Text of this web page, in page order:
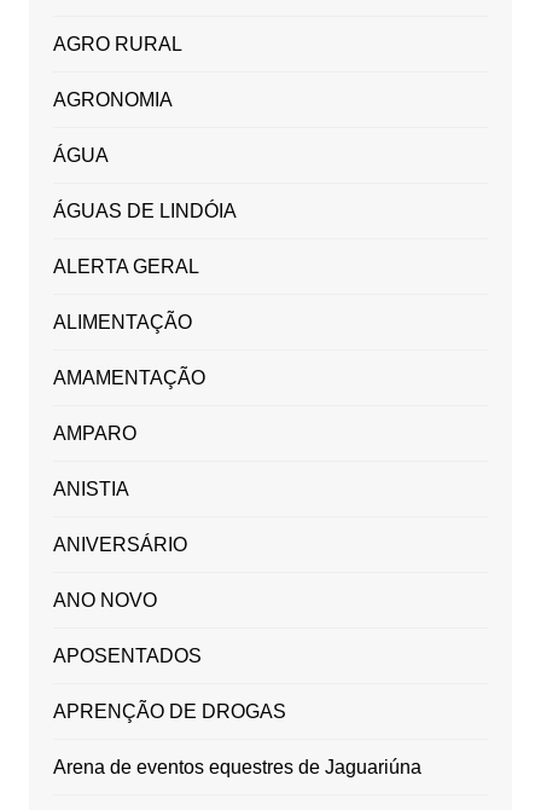
AGRO RURAL
AGRONOMIA
ÁGUA
ÁGUAS DE LINDÓIA
ALERTA GERAL
ALIMENTAÇÃO
AMAMENTAÇÃO
AMPARO
ANISTIA
ANIVERSÁRIO
ANO NOVO
APOSENTADOS
APRENÇÃO DE DROGAS
Arena de eventos equestres de Jaguariúna